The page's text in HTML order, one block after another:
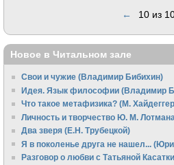
← 10 из
Новое в Читальном зале
Свои и чужие (Владимир Бибихин)
Идея. Язык философии (Владимир
Что такое метафизика? (М.
Личность и творчество Ю. М.
Два зверя (Е.Н. Трубецкой)
Я в поколенье друга не нашел...
Разговор о любви с Татьяной